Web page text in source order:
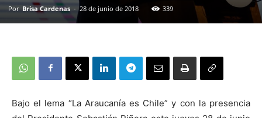
Por Brisa Cardenas - 28 de junio de 2018 339
Bajo el lema “La Araucanía es Chile” y con la presencia